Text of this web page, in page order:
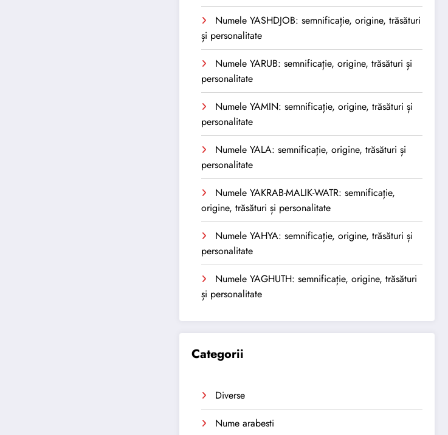
Numele YASHDJOB: semnificație, origine, trăsături
și personalitate
Numele YARUB: semnificație, origine, trăsături și
personalitate
Numele YAMIN: semnificație, origine, trăsături și
personalitate
Numele YALA: semnificație, origine, trăsături și
personalitate
Numele YAKRAB-MALIK-WATR: semnificație,
origine, trăsături și personalitate
Numele YAHYA: semnificație, origine, trăsături și
personalitate
Numele YAGHUTH: semnificație, origine, trăsături
și personalitate
Categorii
Diverse
Nume arabesti